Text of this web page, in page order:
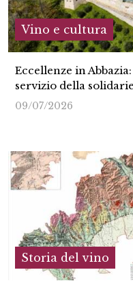
Vino e cultura
Eccellenze in
servizio della
09/07/2026
Storia del vino